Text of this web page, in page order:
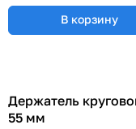
В корзину
Держатель
55 мм